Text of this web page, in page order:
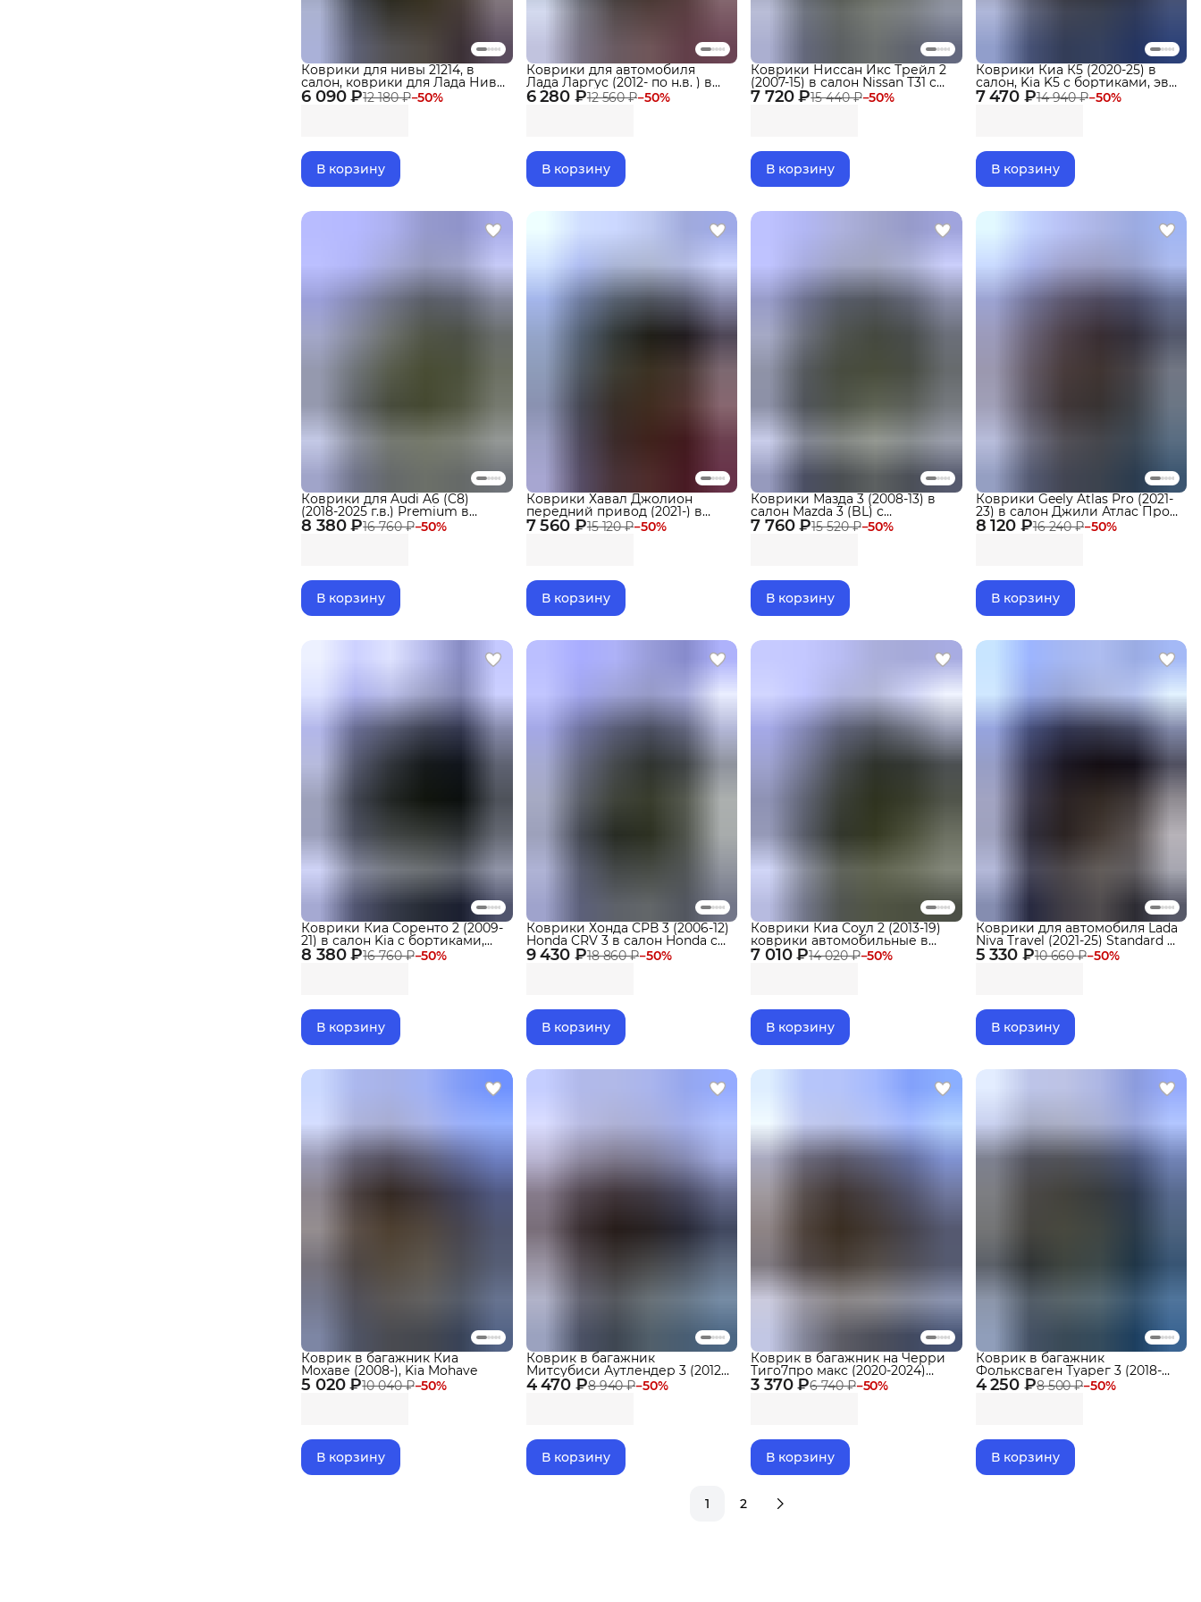
6 090 ₽12 180 ₽−50%
Коврики для нивы 21214, в
салон, коврики для Лада Нива
LEGEND с бортиками, эва, eva
В корзину
6 280 ₽12 560 ₽−50%
Коврики для автомобиля
Лада Ларгус (2012- по н.в. ) в
салон Lada Largus с
бортиками, эва, eva Delform
В корзину
7 720 ₽15 440 ₽−50%
Коврики Ниссан Икс Трейл 2
(2007-15) в салон Nissan Т31 с
бортиками, эва, eva
В корзину
7 470 ₽14 940 ₽−50%
Коврики Киа К5 (2020-25) в
салон, Kia K5 с бортиками, эва,
eva
В корзину
8 380 ₽16 760 ₽−50%
Коврики для Audi A6 (C8)
(2018-2025 г.в.) Premium в
cалон
В корзину
7 560 ₽15 120 ₽−50%
Коврики Хавал Джолион
передний привод (2021-) в
салон Haval Jolion 2WD с
бортиками, эва, eva
В корзину
7 760 ₽15 520 ₽−50%
Коврики Мазда 3 (2008-13) в
салон Mazda 3 (BL) с
бортиками, эва, eva Premium
Delform
В корзину
8 120 ₽16 240 ₽−50%
Коврики Geely Atlas Pro (2021-
23) в салон Джили Атлас Про
с бортиками, эва, eva
В корзину
8 380 ₽16 760 ₽−50%
Коврики Киа Соренто 2 (2009-
21) в салон Kia с бортиками,
эва, eva
В корзину
9 430 ₽18 860 ₽−50%
Коврики Хонда СРВ 3 (2006-12)
Honda CRV 3 в салон Honda с
бортиками, эва, eva
В корзину
7 010 ₽14 020 ₽−50%
Коврики Киа Соул 2 (2013-19)
коврики автомобильные в
салон Kia Soul с бортиками,
В корзину
5 330 ₽10 660 ₽−50%
Коврики для автомобиля Lada
Niva Travel (2021-25) Standard в
cалон
В корзину
5 020 ₽10 040 ₽−50%
Коврик в багажник Киа
Мохаве (2008-), Kia Mohave
В корзину
4 470 ₽8 940 ₽−50%
Коврик в багажник
Митсубиси Аутлендер 3 (2012-
22) Mitsubishi Outlander
В корзину
3 370 ₽6 740 ₽−50%
Коврик в багажник на Черри
Тиго7про макс (2020-2024)
Chery Tiggo 7 Pro
В корзину
4 250 ₽8 500 ₽−50%
Коврик в багажник
Фольксваген Туарег 3 (2018-
23), VW Touareg
В корзину
1 2